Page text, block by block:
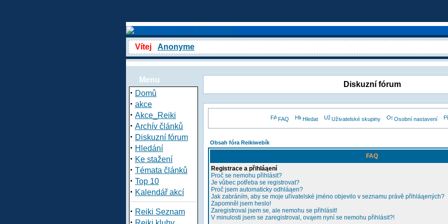
Vítej Anonyme
Menu
· Domů
· akce
· Akce_Reiki
· Archív článků
· Diskuzní fórum
· Hledání
· Ke stažení
· Témata článků
· Top 10
· Kalendář akcí
· Reiki Seznam
Diskuzní fórum
FAQ Hledat Uživatelské skupiny Osobní nastavení
Obsah fóra Reikiwebík
FAQ
Registrace a přihláąení
Proč se nemohu přihlásit?
Je vůbec potřeba se registrovat?
Proč jsem automaticky odhláąen?
Jak zabráním, aby se moje uľivatelské jméno objevilo v seznamu právě přihláąených?
Zapomněl jsem heslo!
Zaregistroval jsem se, ale nemohu se přihlásit!
V minulosti jsem se zaregistroval, ovąem nyní se nemohu přihlásit?!